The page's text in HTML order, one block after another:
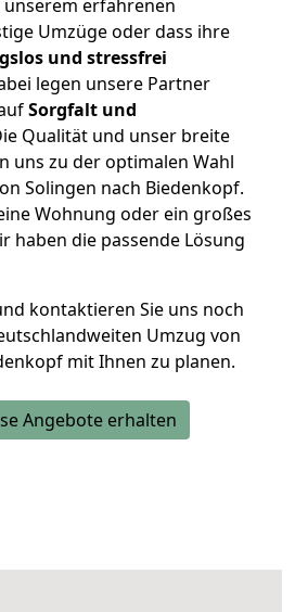
erfahrenen
Umzüge oder dass ihre
und stressfrei
legen unsere Partner
Sorgfalt und
Qualität und unser breite
uns zu der optimalen Wahl
Solingen nach Biedenkopf.
Wohnung oder ein großes
haben die passende Lösung
kontaktieren Sie uns noch
Umzug von
mit Ihnen zu planen.
Angebote erhalten